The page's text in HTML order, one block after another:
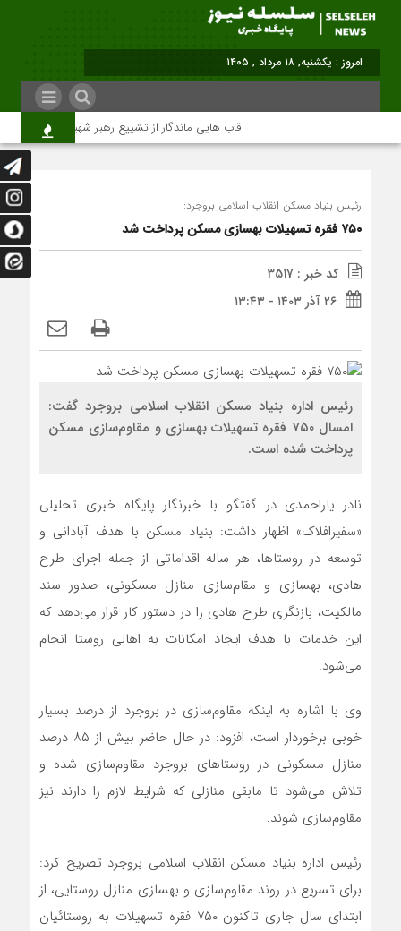
امروز : یکشنبه, ۱۸ مرداد , ۱۴۰۵
قاب هایی ماندگار از تشییع رهبر شهید در تهران
رئیس بنیاد مسکن انقلاب اسلامی بروجرد:
۷۵۰ فقره تسهیلات بهسازی مسکن پرداخت شد
کد خبر : 3517
۲۶ آذر ۱۴۰۳ - ۱۳:۴۳
رئیس اداره بنیاد مسکن انقلاب اسلامی بروجرد گفت:
امسال ۷۵۰ فقره تسهیلات بهسازی و مقاوم‌سازی مسکن
پرداخت شده است.
نادر یاراحمدی در گفتگو با خبرنگار پایگاه خبری تحلیلی
«سفیرافلاک» اظهار داشت: بنیاد مسکن با هدف آبادانی و
توسعه در روستاها، هر ساله اقداماتی از جمله اجرای طرح
هادی، بهسازی و مقام‌سازی منازل مسکونی، صدور سند
مالکیت، بازنگری طرح هادی را در دستور کار قرار می‌دهد که
این خدمات با هدف ایجاد امکانات به اهالی روستا انجام
می‌شود.
وی با اشاره به اینکه مقاوم‌سازی در بروجرد از درصد بسیار
خوبی برخوردار است، افزود: در حال حاضر بیش از ۸۵ درصد
منازل مسکونی در روستاهای بروجرد مقاوم‌سازی شده و
تلاش می‌شود تا مابقی منازلی که شرایط لازم را دارند نیز
مقاوم‌سازی شوند.
رئیس اداره بنیاد مسکن انقلاب اسلامی بروجرد تصریح کرد:
برای تسریع در روند مقاوم‌سازی و بهسازی منازل روستایی، از
ابتدای سال جاری تاکنون ۷۵۰ فقره تسهیلات به روستائیان